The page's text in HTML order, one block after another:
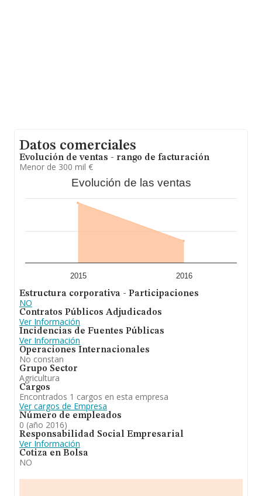
Datos comerciales
Evolución de ventas - rango de facturación
Menor de 300 mil €
Evolución de las ventas
2015 2016
Estructura corporativa - Participaciones
NO
Contratos Públicos Adjudicados
Ver Información
Incidencias de Fuentes Públicas
Ver Información
Operaciones Internacionales
No constan
Grupo Sector
Agricultura
Cargos
Encontrados 1 cargos en esta empresa
Ver cargos de Empresa
Número de empleados
0 (año 2016)
Responsabilidad Social Empresarial
Ver Información
Cotiza en Bolsa
NO